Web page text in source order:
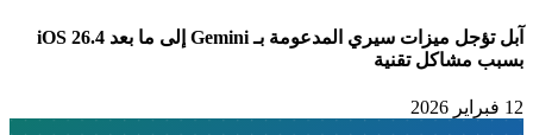
آبل تؤجل ميزات سيري المدعومة بـ Gemini إلى ما بعد iOS 26.4
بسبب مشاكل تقنية
12 فبراير 2026